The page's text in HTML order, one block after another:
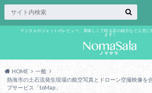
デジタルガジェットのレビュー、美味しくて唸る店の紹介など人生に
ます！
HOME
一般
熱海市の土石流発生現場の航空写真とドローン空撮映像を
プサービス「toMap」